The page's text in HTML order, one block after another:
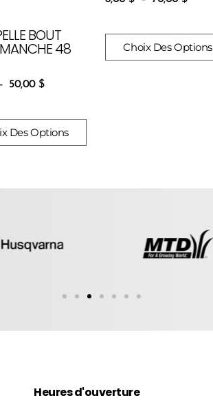
BOUT
48
50,00 $
Des Options
Choix Des Options
Heures d'ouverture